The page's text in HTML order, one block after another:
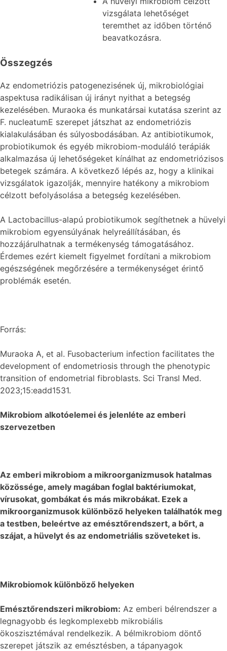
vizsgálata lehetőséget
teremthet az időben történő
beavatkozásra.
Összegzés
Az endometriózis patogenezisének új, mikrobiológiai
aspektusa radikálisan új irányt nyithat a betegség
kezelésében. Muraoka és munkatársai kutatása szerint az
F. nucleatumE szerepet játszhat az endometriózis
kialakulásában és súlyosbodásában. Az antibiotikumok,
probiotikumok és egyéb mikrobiom-moduláló terápiák
alkalmazása új lehetőségeket kínálhat az endometriózisos
betegek számára. A következő lépés az, hogy a klinikai
vizsgálatok igazolják, mennyire hatékony a mikrobiom
célzott befolyásolása a betegség kezelésében.
A Lactobacillus-alapú probiotikumok segíthetnek a hüvelyi
mikrobiom egyensúlyának helyreállításában, és
hozzájárulhatnak a termékenység támogatásához.
Érdemes ezért kiemelt figyelmet fordítani a mikrobiom
egészségének megőrzésére a termékenységet érintő
problémák esetén.
Forrás:
Muraoka A, et al. Fusobacterium infection facilitates the
development of endometriosis through the phenotypic
transition of endometrial fibroblasts. Sci Transl Med.
2023;15:eadd1531.
Mikrobiom alkotóelemei és jelenléte az emberi
szervezetben
Az emberi mikrobiom a mikroorganizmusok hatalmas
közössége, amely magában foglal baktériumokat,
vírusokat, gombákat és más mikrobákat. Ezek a
mikroorganizmusok különböző helyeken találhatók meg
a testben, beleértve az emésztőrendszert, a bőrt, a
szájat, a hüvelyt és az endometriális szöveteket is.
Mikrobiomok különböző helyeken
Emésztőrendszeri mikrobiom: Az emberi bélrendszer a
legnagyobb és legkomplexebb mikrobiális
ökoszisztémával rendelkezik. A bélmikrobiom döntő
szerepet játszik az emésztésben, a tápanyagok